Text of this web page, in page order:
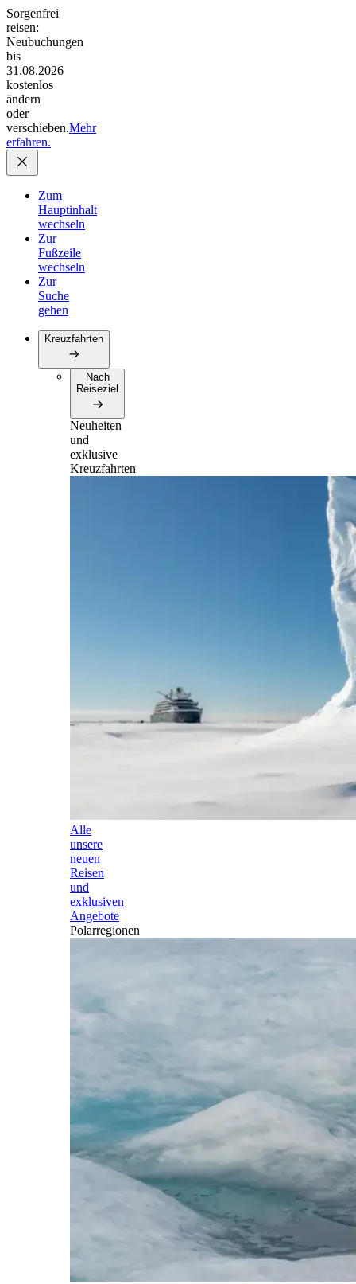
Sorgenfrei
reisen:
Neubuchungen
bis
31.08.2026
kostenlos
ändern
oder
verschieben.Mehr
erfahren.
Zum
Hauptinhalt
wechseln
Zur
Fußzeile
wechseln
Zur
Suche
gehen
Kreuzfahrten
Nach
Reiseziel
Neuheiten
und
exklusive
Kreuzfahrten
Alle
unsere
neuen
Reisen
und
exklusiven
Angebote
Polarregionen